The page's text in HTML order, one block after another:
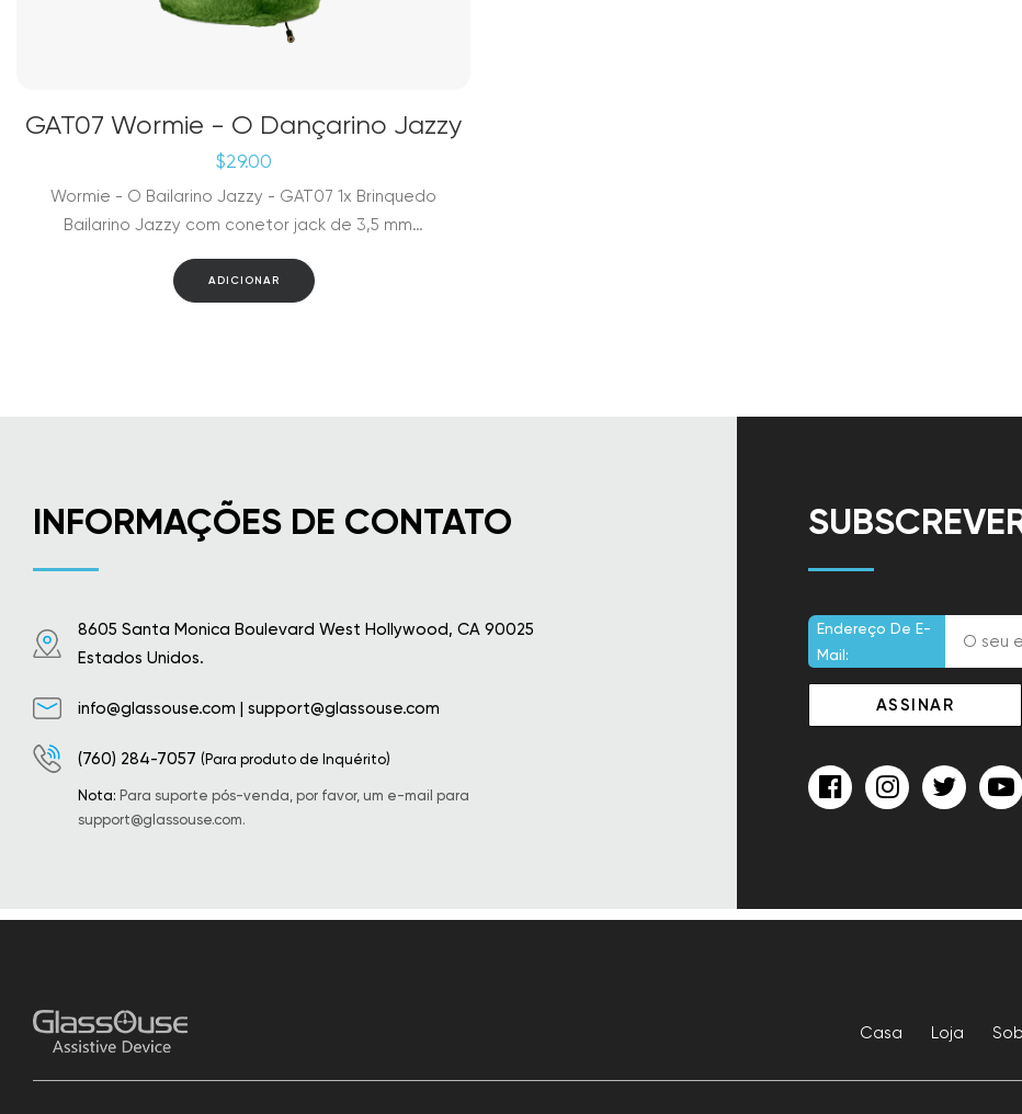
GAT07 Wormie - O Dançarino Jazzy
$29.00
Wormie - O Bailarino Jazzy - GAT07 1x Brinquedo
Bailarino Jazzy com conetor jack de 3,5 mm…
ADICIONAR
INFORMAÇÕES DE CONTATO
8605 Santa Monica Boulevard West Hollywood, CA 90025
Estados Unidos.
info@glassouse.com | support@glassouse.com
(760) 284-7057 (Para produto de Inquérito)
Nota: Para suporte pós-venda, por favor, um e-mail para
support@glassouse.com.
Endereço De E-
Mail:
Casa Loja